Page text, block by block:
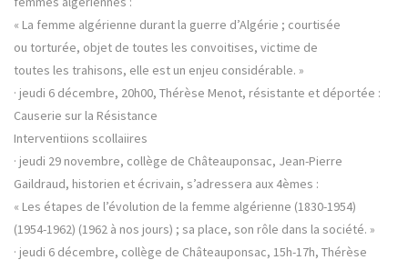
« La femme algérienne durant la guerre d’Algérie ; courtisée
ou torturée, objet de toutes les convoitises, victime de
toutes les trahisons, elle est un enjeu considérable. »
· jeudi 6 décembre, 20h00, Thérèse Menot, résistante et déportée :
Causerie sur la Résistance
Interventiions scollaiires
· jeudi 29 novembre, collège de Châteauponsac, Jean-Pierre
Gaildraud, historien et écrivain, s’adressera aux 4èmes :
« Les étapes de l’évolution de la femme algérienne (1830-1954)
(1954-1962) (1962 à nos jours) ; sa place, son rôle dans la société. »
· jeudi 6 décembre, collège de Châteauponsac, 15h-17h, Thérèse